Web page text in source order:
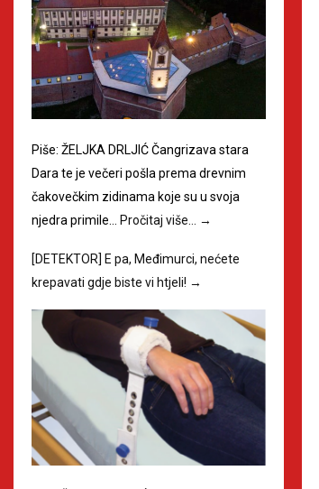
[DETEKTOR] Bliži se smak
svijeta. U Međimurju postoji
Piše: ŽELJKA DRLJIĆ Čangrizava stara
Dara te je večeri pošla prema drevnim
čakovečkim zidinama koje su u svoja
njedra primile…
Pročitaj više… →
[DETEKTOR] E pa, Međimurci, nećete
krepavati gdje biste vi htjeli! →